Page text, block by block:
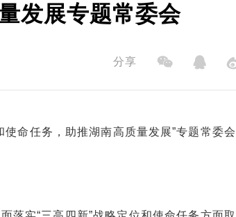
发展专题常委会
分享
命任务，助推湖南高质量发展”专题常委